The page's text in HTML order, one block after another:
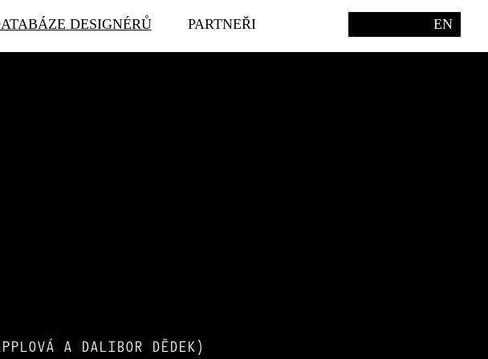
DESIGNÉRŮ
PARTNEŘI
EN
A DALIBOR DĚDEK)